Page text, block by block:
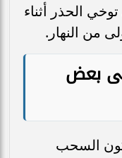
الحذر أثناء
من النهار.
بعض
السحب